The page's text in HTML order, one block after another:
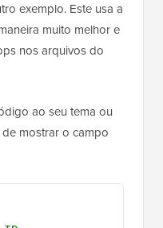
muito melhor e
nos arquivos do
mostrar o campo